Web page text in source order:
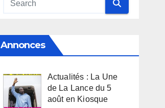
Annonces
Actualités : La Une
de La Lance du 5
août en Kiosque